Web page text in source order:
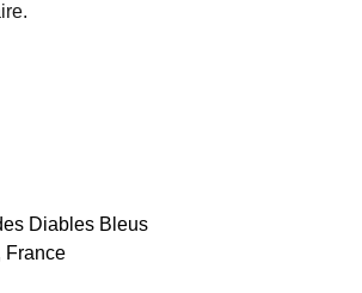
Diables Bleus
France